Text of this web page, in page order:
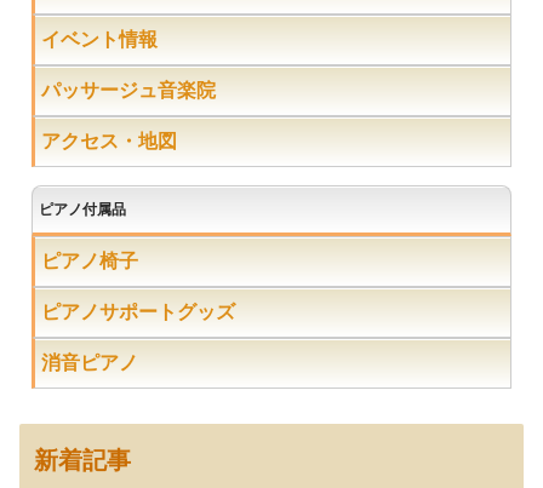
イベント情報
パッサージュ音楽院
アクセス・地図
ピアノ付属品
ピアノ椅子
ピアノサポートグッズ
消音ピアノ
新着記事